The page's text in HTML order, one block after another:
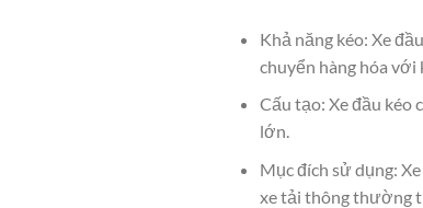
Khả năng kéo: Xe
chuyển hàng hóa
Cấu tạo: Xe đầu kéo
lớn.
Mục đích sử dụng:
xe tải thông thường